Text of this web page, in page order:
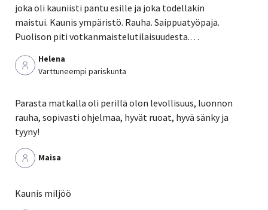
joka oli kauniisti pantu esille ja joka todellakin
maistui. Kaunis ympäristö. Rauha. Saippuatyöpaja.
Puolison piti votkanmaistelutilaisuudesta.…
Helena
Varttuneempi pariskunta
Parasta matkalla oli perillä olon levollisuus, luonnon
rauha, sopivasti ohjelmaa, hyvät ruoat, hyvä sänky ja
tyyny!
Maisa
Kaunis miljöö